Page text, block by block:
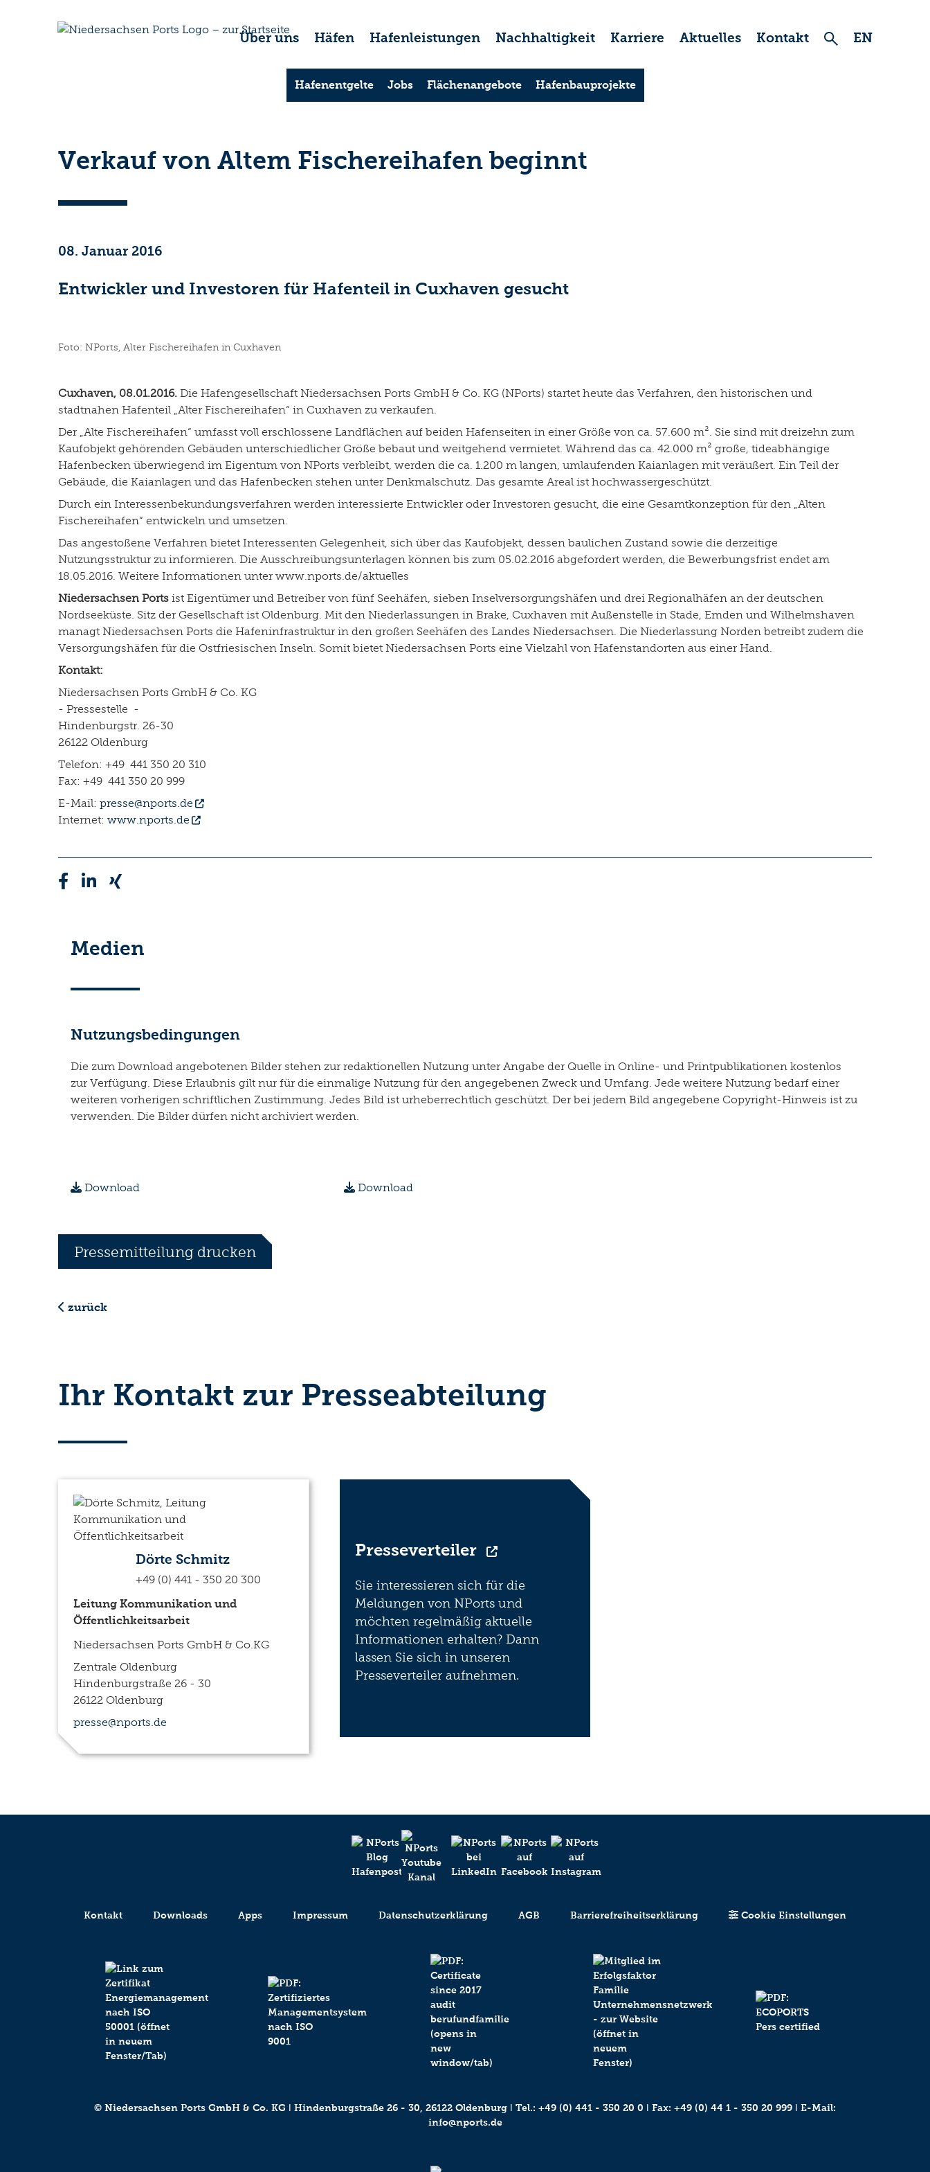
Über uns Häfen Hafenleistungen Nachhaltigkeit Karriere Aktuelles Kontakt EN
Hafenentgelte Jobs Flächenangebote Hafenbauprojekte
Verkauf von Altem Fischereihafen beginnt
08. Januar 2016
Entwickler und Investoren für Hafenteil in Cuxhaven gesucht
Foto: NPorts, Alter Fischereihafen in Cuxhaven
Cuxhaven, 08.01.2016. Die Hafengesellschaft Niedersachsen Ports GmbH & Co. KG (NPorts) startet heute das Verfahren, den historischen und
stadtnahen Hafenteil „Alter Fischereihafen“ in Cuxhaven zu verkaufen.
Der „Alte Fischereihafen“ umfasst voll erschlossene Landflächen auf beiden Hafenseiten in einer Größe von ca. 57.600 m². Sie sind mit dreizehn zum
Kaufobjekt gehörenden Gebäuden unterschiedlicher Größe bebaut und weitgehend vermietet. Während das ca. 42.000 m² große, tideabhängige
Hafenbecken überwiegend im Eigentum von NPorts verbleibt, werden die ca. 1.200 m langen, umlaufenden Kaianlagen mit veräußert. Ein Teil der
Gebäude, die Kaianlagen und das Hafenbecken stehen unter Denkmalschutz. Das gesamte Areal ist hochwassergeschützt.
Durch ein Interessenbekundungsverfahren werden interessierte Entwickler oder Investoren gesucht, die eine Gesamtkonzeption für den „Alten
Fischereihafen“ entwickeln und umsetzen.
Das angestoßene Verfahren bietet Interessenten Gelegenheit, sich über das Kaufobjekt, dessen baulichen Zustand sowie die derzeitige
Nutzungsstruktur zu informieren. Die Ausschreibungsunterlagen können bis zum 05.02.2016 abgefordert werden, die Bewerbungsfrist endet am
18.05.2016. Weitere Informationen unter www.nports.de/aktuelles
Niedersachsen Ports ist Eigentümer und Betreiber von fünf Seehäfen, sieben Inselversorgungshäfen und drei Regionalhäfen an der deutschen
Nordseeküste. Sitz der Gesellschaft ist Oldenburg. Mit den Niederlassungen in Brake, Cuxhaven mit Außenstelle in Stade, Emden und Wilhelmshaven
managt Niedersachsen Ports die Hafeninfrastruktur in den großen Seehäfen des Landes Niedersachsen. Die Niederlassung Norden betreibt zudem die
Versorgungshäfen für die Ostfriesischen Inseln. Somit bietet Niedersachsen Ports eine Vielzahl von Hafenstandorten aus einer Hand.
Kontakt:
Niedersachsen Ports GmbH & Co. KG
- Pressestelle -
Hindenburgstr. 26-30
26122 Oldenburg
Telefon: +49 441 350 20 310
Fax: +49 441 350 20 999
E-Mail: presse@nports.de
Internet: www.nports.de
Medien
Nutzungsbedingungen
Die zum Download angebotenen Bilder stehen zur redaktionellen Nutzung unter Angabe der Quelle in Online- und Printpublikationen kostenlos
zur Verfügung. Diese Erlaubnis gilt nur für die einmalige Nutzung für den angegebenen Zweck und Umfang. Jede weitere Nutzung bedarf einer
weiteren vorherigen schriftlichen Zustimmung. Jedes Bild ist urheberrechtlich geschützt. Der bei jedem Bild angegebene Copyright-Hinweis ist zu
verwenden. Die Bilder dürfen nicht archiviert werden.
Download Download
Pressemitteilung drucken
zurück
Ihr Kontakt zur Presseabteilung
Dörte Schmitz
+49 (0) 441 - 350 20 300
Leitung Kommunikation und
Öffentlichkeitsarbeit
Niedersachsen Ports GmbH & Co.KG
Zentrale Oldenburg
Hindenburgstraße 26 - 30
26122 Oldenburg
presse@nports.de
Presseverteiler
Sie interessieren sich für die
Meldungen von NPorts und
möchten regelmäßig aktuelle
Informationen erhalten? Dann
lassen Sie sich in unseren
Presseverteiler aufnehmen.
Kontakt Downloads Apps Impressum Datenschutzerklärung AGB Barrierefreiheitserklärung Cookie Einstellungen
© Niedersachsen Ports GmbH & Co. KG ǀ Hindenburgstraße 26 - 30, 26122 Oldenburg ǀ Tel.: +49 (0) 441 - 350 20 0 ǀ Fax: +49 (0) 44 1 - 350 20 999 ǀ E-Mail:
info@nports.de